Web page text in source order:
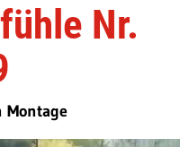
Nr.
Montage